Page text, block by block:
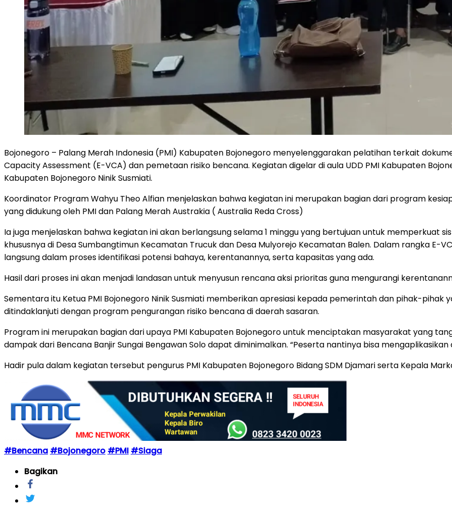
Bojonegoro – Palang Merah Indonesia (PMI) Kabupaten Bojonegoro menyelenggarakan pelatihan terkait
Capacity Assessment (E-VCA) dan pemetaan risiko bencana. Kegiatan digelar di aula UDD PMI Kabupaten
Kabupaten Bojonegoro Ninik Susmiati.
Koordinator Program Wahyu Theo Alfian menjelaskan bahwa kegiatan ini merupakan bagian dari program
yang didukung oleh PMI dan Palang Merah Austrakia ( Australia Reda Cross)
Ia juga menjelaskan bahwa kegiatan ini akan berlangsung selama 1 minggu yang bertujuan untuk memperkuat
khususnya di Desa Sumbangtimun Kecamatan Trucuk dan Desa Mulyorejo Kecamatan Balen. Dalam rangka E-
langsung dalam proses identifikasi potensi bahaya, kerentanannya, serta kapasitas yang ada.
Hasil dari proses ini akan menjadi landasan untuk menyusun rencana aksi prioritas guna mengurangi
Sementara itu Ketua PMI Bojonegoro Ninik Susmiati memberikan apresiasi kepada pemerintah dan pihak-pihak
ditindaklanjuti dengan program pengurangan risiko bencana di daerah sasaran.
Program ini merupakan bagian dari upaya PMI Kabupaten Bojonegoro untuk menciptakan masyarakat yang
dampak dari Bencana Banjir Sungai Bengawan Solo dapat diminimalkan. “Peserta nantinya bisa
Hadir pula dalam kegiatan tersebut pengurus PMI Kabupaten Bojonegoro Bidang SDM Djamari serta Kepala
#Bencana #Bojonegoro #PMI #Siaga
Bagikan